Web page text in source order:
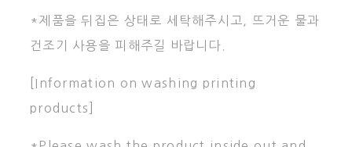
*제품을 뒤집은 상태로 세탁해주시고, 뜨거운 물과
건조기 사용을 피해주길 바랍니다.
[Information on washing printing
products]